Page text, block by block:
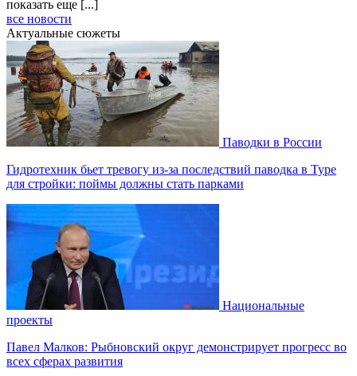
показать еще [...]
все новости
Актуальные сюжеты
Паводки в России
Гидротехник бьет тревогу из-за последствий паводка в Туре
для стройки: поймы должны стать парками
Национальные
проекты
Павел Малков: Рыбновский округ демонстрирует прогресс во
всех сферах развития